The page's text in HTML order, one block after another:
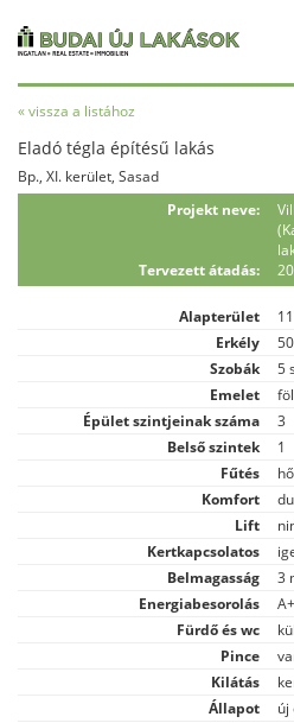
« vissza a listához
Eladó tégla építésű lakás
Bp., XI. kerület, Sasad
Projekt neve:
Tervezett átadás:
Alapterület
Erkély
Szobák
5
Emelet
Épület szintjeinak száma
3
Belső szintek
1
Fűtés
Komfort
Lift
Kertkapcsolatos
Belmagasság
3
Energiabesorolás
A+
Fürdő és wc
Pince
Kilátás
Állapot
új